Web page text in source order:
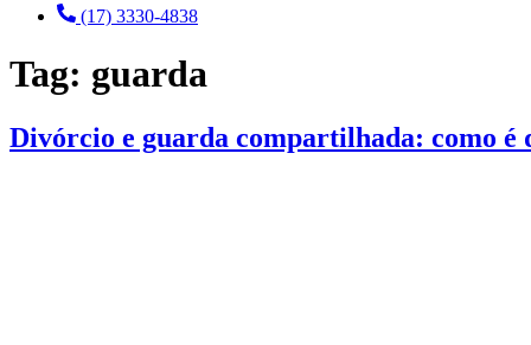
(17) 3330-4838
Tag: guarda
Divórcio e guarda compartilhada: como é